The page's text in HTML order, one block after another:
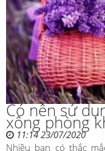
Có nên sử
xông phòng
11:14 23/07/2020
Nhiều bạn có thắc